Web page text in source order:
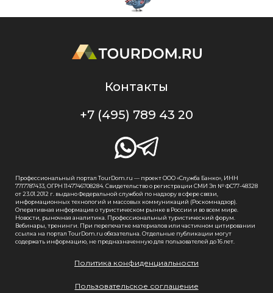
Контакты
+7 (495) 789 43 20
Профессиональный портал TourDom.ru — проект ООО «Служба Банко», ИНН
7717787433, ОГРН 1147746708284. Свидетельство о регистрации СМИ Эл № ФС77-48328
от 23.01.2012 г. выдано Федеральной службой по надзору в сфере связи,
информационных технологий и массовых коммуникаций (Роскомнадзор).
Оперативная информация о туристическом рынке в России и во всем мире.
Новости, рыночная аналитика. Профессиональный туристический форум.
Вебинары, тренинги. При перепечатке материалов или частичном цитировании
ссылка на портал TourDom.ru обязательна. Отдельные публикации могут
содержать информацию, не предназначенную для пользователей до 16 лет.
Политика конфиденциальности
Пользовательское соглашение